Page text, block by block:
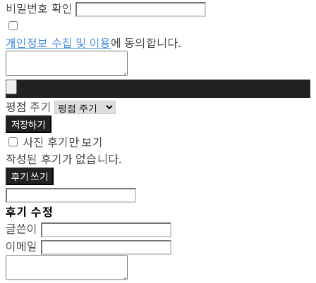
비밀번호 확인
개인정보 수집 및 이용에 동의합니다.
평점 주기
저장하기
사진 후기만 보기
작성된 후기가 없습니다.
후기 쓰기
후기 수정
글쓴이
이메일